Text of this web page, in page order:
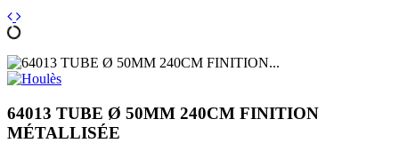
64013 TUBE Ø 50MM 240CM FINITION
MÉTALLISÉE